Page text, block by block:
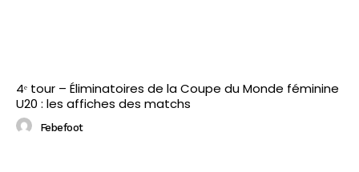
4ᵉ tour – Éliminatoires de la Coupe du Monde féminine
U20 : les affiches des matchs
Febefoot